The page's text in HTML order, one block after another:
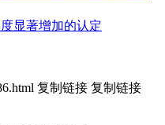
显著增加的认定
复制链接 复制链接